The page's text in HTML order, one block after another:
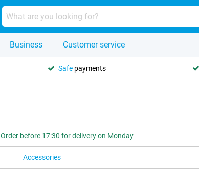
Business Customer service
Safe payments
Order before 17:30 for delivery on Monday
Accessories